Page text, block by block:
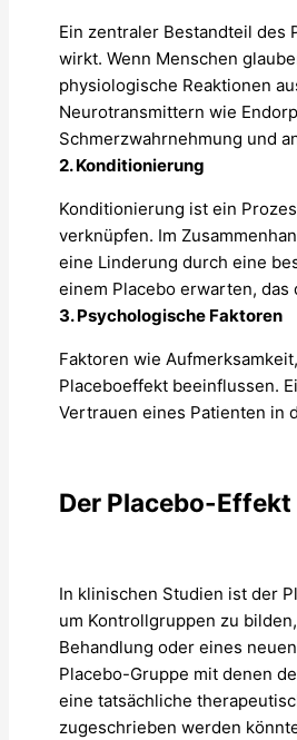
Ein zentraler Bestandteil des
wirkt. Wenn Menschen
physiologische Reaktionen
Neurotransmittern wie
Schmerzwahrnehmung und
2. Konditionierung
Konditionierung ist ein
verknüpfen. Im
eine Linderung durch eine
einem Placebo erwarten,
3. Psychologische Faktoren
Faktoren wie
Placeboeffekt beeinflussen.
Vertrauen eines Patienten in
Der Placebo-
In klinischen Studien ist der
um Kontrollgruppen zu
Behandlung oder eines
Placebo-Gruppe mit denen
eine tatsächliche
zugeschrieben werden